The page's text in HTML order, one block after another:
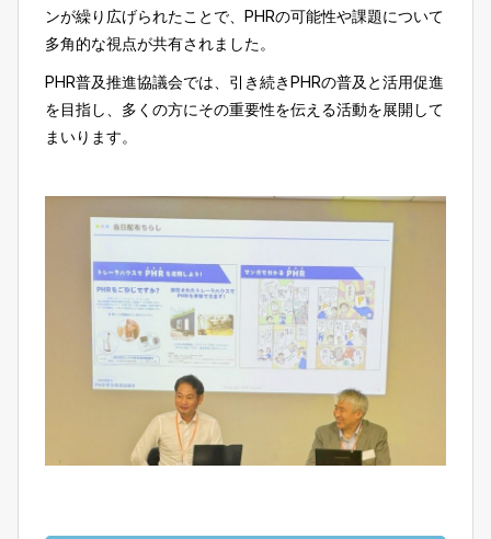
ンが繰り広げられたことで、PHRの可能性や課題について
多角的な視点が共有されました。
PHR普及推進協議会では、引き続きPHRの普及と活用促進
を目指し、多くの方にその重要性を伝える活動を展開して
まいります。